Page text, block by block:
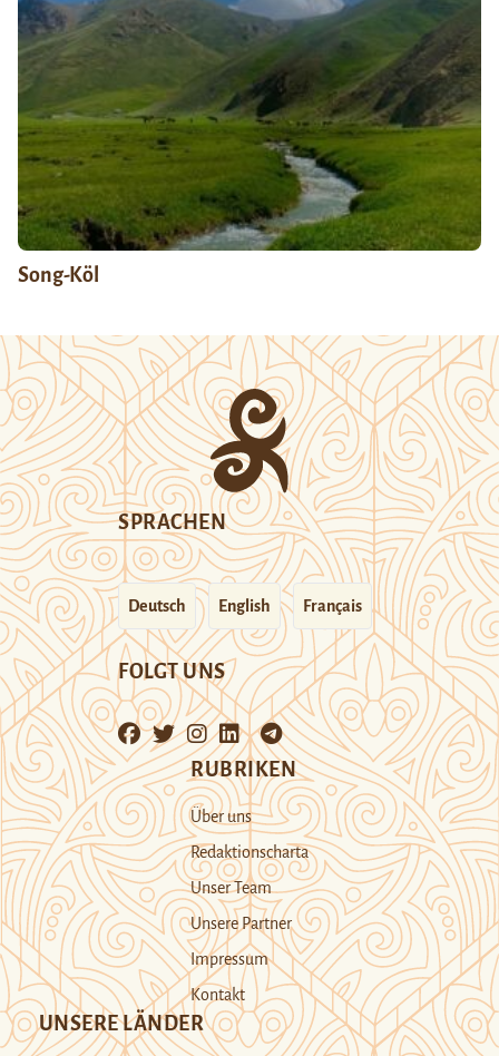
Song-Köl
SPRACHEN
Deutsch English Français
FOLGT UNS
RUBRIKEN
Über uns
Redaktionscharta
Unser Team
Unsere Partner
Impressum
Kontakt
UNSERE LÄNDER